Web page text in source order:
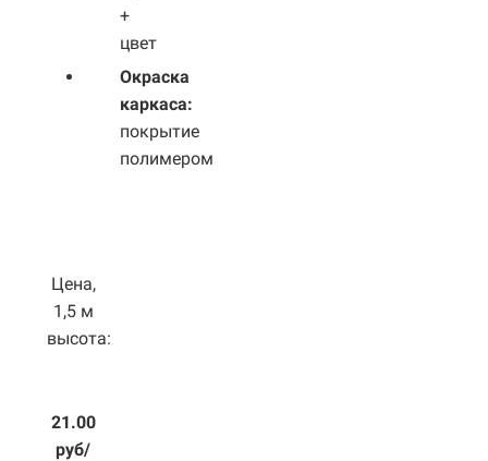
+
цвет
Окраска
каркаса:
покрытие
полимером
Цена,
1,5 м
высота:
21.00
руб/